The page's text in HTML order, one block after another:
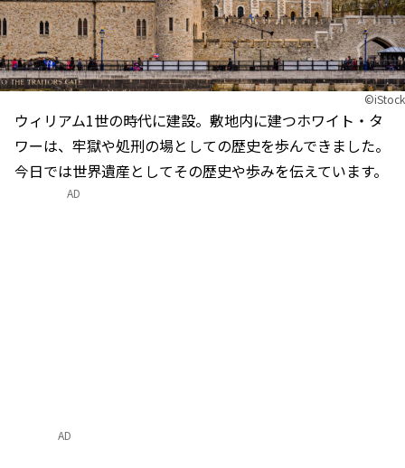
©iStock
ウィリアム1世の時代に建設。敷地内に建つホワイト・タ
ワーは、牢獄や処刑の場としての歴史を歩んできました。
今日では世界遺産としてその歴史や歩みを伝えています。
AD
AD